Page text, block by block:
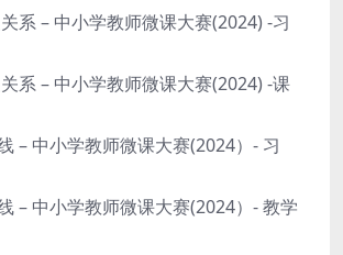
系 – 中小学教师微课大赛(2024) -习
系 – 中小学教师微课大赛(2024) -课
– 中小学教师微课大赛(2024）- 习
– 中小学教师微课大赛(2024）- 教学